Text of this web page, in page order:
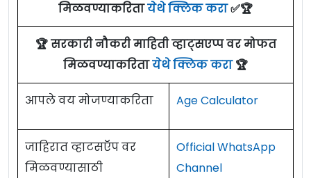
मिळवण्याकरितायेथे क्लिक करा✅🏆
🏆 सरकारी नौकरी माहिती व्हाट्सएप्प वर मोफत
मिळवण्याकरितायेथे क्लिक करा🏆
आपले वय मोजण्याकरिता Age Calculator
जाहिरात व्हाटसऍप वर
मिळवण्यासाठी
Official WhatsApp
Channel